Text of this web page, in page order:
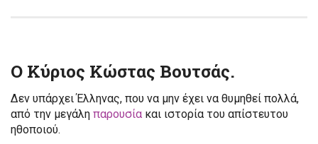
Ο Κύριος Κώστας Βουτσάς.
Δεν υπάρχει Έλληνας, που να μην έχει να θυμηθεί πολλά,
από την μεγάλη παρουσία και ιστορία του απίστευτου
ηθοποιού.